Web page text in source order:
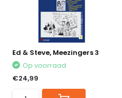
Ed & Steve, Meezingers 3
Op voorraad
€24,99